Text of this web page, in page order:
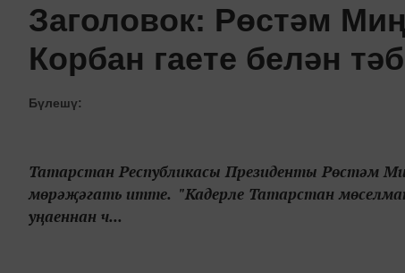
Заголовок: Рөстәм
Корбан гаете белән
Бүлешү:
Татарстан Республикасы Президенты Рөстәм
мөрәҗәгать итте. "Кадерле Татарстан
уңаеннан ч...